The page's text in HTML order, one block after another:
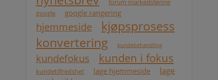
forum markedsføring
google
google rangering
hjemmeside
kjøpsprosess
konvertering
kundebehandling
kundefokus kunden i fokus
kundetilfredshet lage hjemmeside
lage